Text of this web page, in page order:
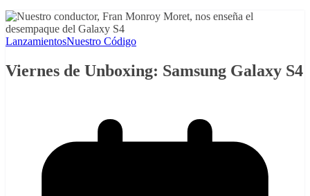
LanzamientosNuestro Código
Viernes de Unboxing: Samsung Galaxy S4